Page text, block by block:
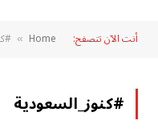
أنت الآن تتصفح: Home
»
#كنوز_السعودية